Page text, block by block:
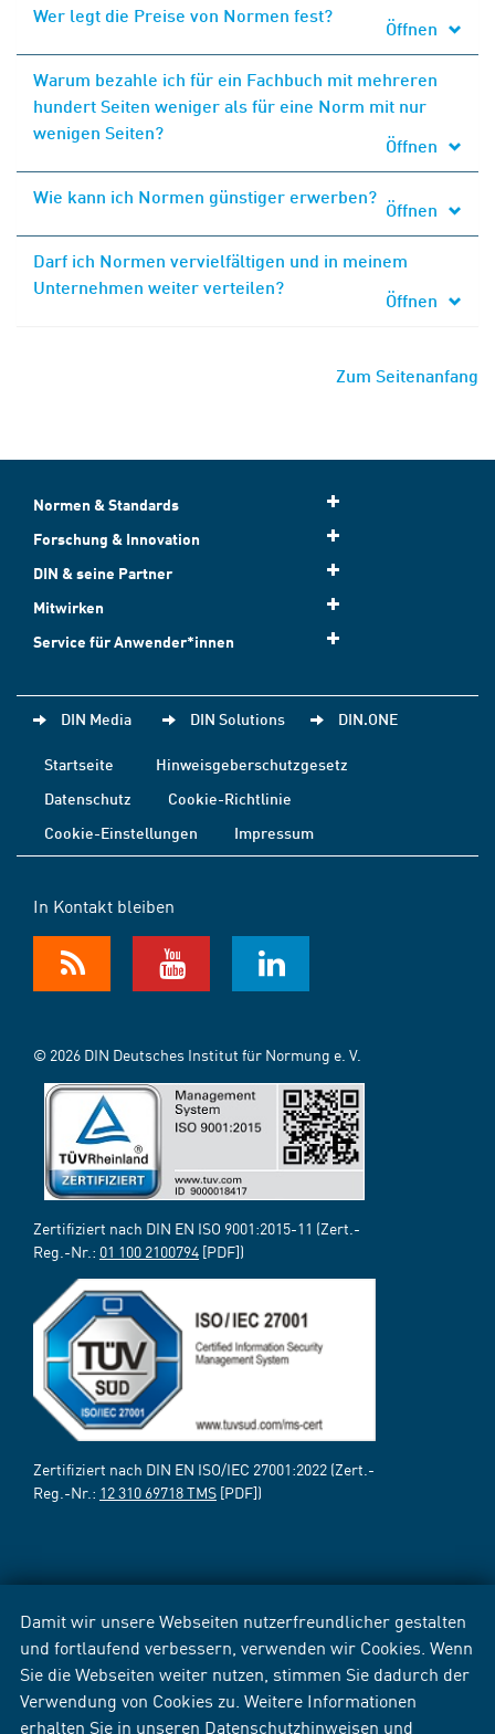
Damit wir unsere Webseiten nutzerfreundlicher gestalten
und fortlaufend verbessern, verwenden wir Cookies. Wenn
Sie die Webseiten weiter nutzen, stimmen Sie dadurch der
Verwendung von Cookies zu. Weitere Informationen
erhalten Sie in unseren Datenschutzhinweisen und
Wer legt die Preise von Normen fest?
Öffnen
Warum bezahle ich für ein Fachbuch mit mehreren
hundert Seiten weniger als für eine Norm mit nur
wenigen Seiten?
Öffnen
Wie kann ich Normen günstiger erwerben?
Öffnen
Darf ich Normen vervielfältigen und in meinem
Unternehmen weiter verteilen?
Öffnen
Zum Seitenanfang
Normen & Standards
Forschung & Innovation
DIN & seine Partner
Mitwirken
Service für Anwender*innen
DIN Media DIN Solutions DIN.ONE
Startseite
Hinweisgeberschutzgesetz
Datenschutz
Cookie-Richtlinie
Cookie-Einstellungen
Impressum
In Kontakt bleiben
© 2026 DIN Deutsches Institut für Normung e. V.
Zertifiziert nach DIN EN ISO 9001:2015-11 (Zert.-
Reg.-Nr.: 01 100 2100794 [PDF])
Zertifiziert nach DIN EN ISO/IEC 27001:2022 (Zert.-
Reg.-Nr.: 12 310 69718 TMS [PDF])